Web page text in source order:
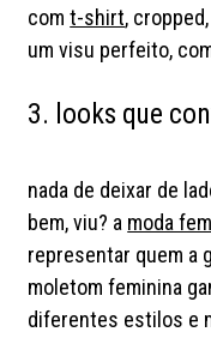
comt-shirt,
um visu perfeito,
3. looks que
nada de deixar de
bem, viu? a moda
representar quem a
moletom feminina
diferentes estilos e